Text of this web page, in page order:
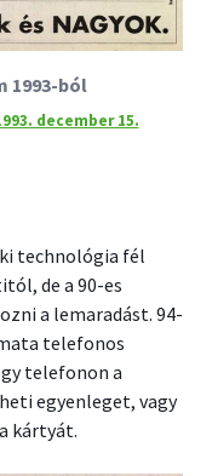
1993-ból
december 15.
technológia fél
de a 90-es
a lemaradást. 94-
telefonos
telefonon a
egyenleget, vagy
kártyát.